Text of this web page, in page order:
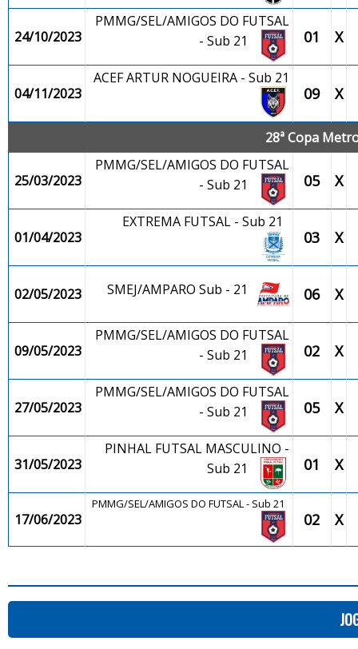
24/10/2023
PMMG/SEL/AMIGOS DO FUTSAL
- Sub 21
01 X
04/11/2023
ACEF ARTUR NOGUEIRA - Sub 21
09 X
28ª Copa
25/03/2023
PMMG/SEL/AMIGOS DO FUTSAL
- Sub 21
05 X
01/04/2023
EXTREMA FUTSAL - Sub 21
03 X
02/05/2023 SMEJ/AMPARO Sub - 21 06 X
09/05/2023
PMMG/SEL/AMIGOS DO FUTSAL
- Sub 21
02 X
27/05/2023
PMMG/SEL/AMIGOS DO FUTSAL
- Sub 21
05 X
31/05/2023
PINHAL FUTSAL MASCULINO -
Sub 21
01 X
17/06/2023
PMMG/SEL/AMIGOS DO FUTSAL - Sub 21
02 X